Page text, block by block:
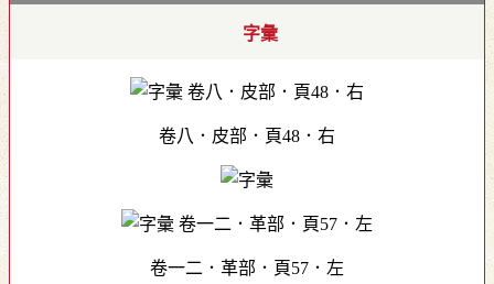
字彙
卷八．皮部．頁48．右
卷一二．革部．頁57．左